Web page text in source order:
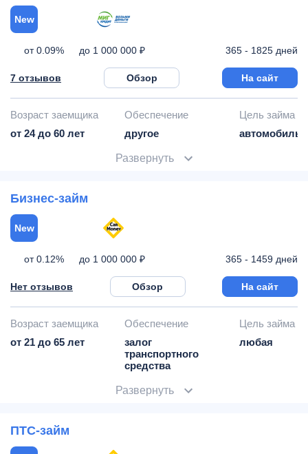
New
от 0.09% до 1 000 000 ₽ 365 - 1825 дней
7 отзывов Обзор На сайт
Возраст заемщика Обеспечение
Цель займа
от 24 до 60 лет
другое автомобиль
Развернуть
Бизнес-займ
New
от 0.12% до 1 000 000 ₽ 365 - 1459 дней
Нет отзывов Обзор На сайт
Возраст заемщика Обеспечение
Цель займа
от 21 до 65 лет
залог
транспортного
средства
любая
Развернуть
ПТС-займ